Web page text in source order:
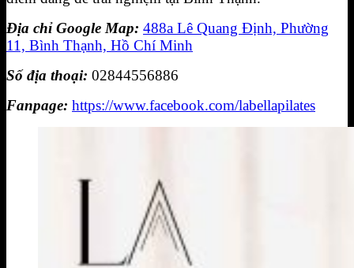
Địa chỉ Google Map: 488a Lê Quang Định, Phường
11, Bình Thạnh, Hồ Chí Minh
Số địa thoại: 02844556886
Fanpage: https://www.facebook.com/labellapilates